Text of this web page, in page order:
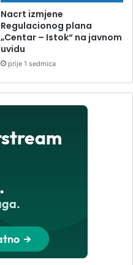
Nacrt izmjene
Regulacionog plana
„Centar – Istok“ na javnom
uvidu
prije 1 sedmica